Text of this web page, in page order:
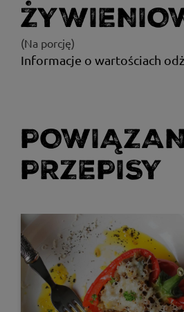
(Na porcję)
Informacje o wartościach
PRZEPISY